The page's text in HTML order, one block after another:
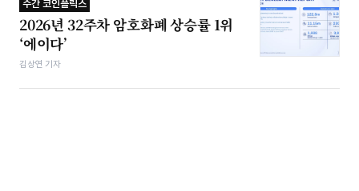
주간 코인플릭스
2026년 32주차 암호화폐 상승률 1위
‘에이다’
김상연 기자